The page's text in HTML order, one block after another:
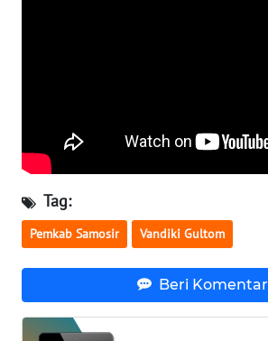
Tag:
Pemkab Samosir Vandiki Gultom
Beri Komentar
WN
KARO
WN
WN
LABUHANBATU